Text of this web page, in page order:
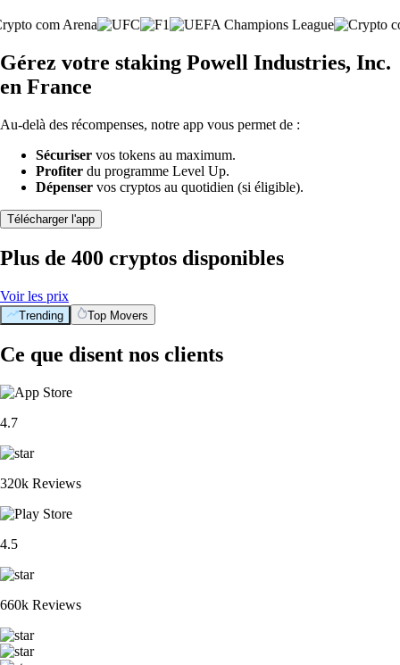
Gérez votre staking Powell Industries, Inc.
en France
Au-delà des récompenses, notre app vous permet de :
Sécuriser vos tokens au maximum.
Profiter du programme Level Up.
Dépenser vos cryptos au quotidien (si éligible).
Télécharger l'app
Plus de 400 cryptos disponibles
Voir les prix
Trending Top Movers
Ce que disent nos clients
4.7
320k Reviews
4.5
660k Reviews